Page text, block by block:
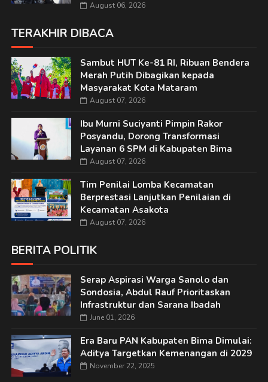
August 06, 2026
TERAKHIR DIBACA
Sambut HUT Ke-81 RI, Ribuan Bendera
Merah Putih Dibagikan kepada
Masyarakat Kota Mataram
August 07, 2026
Ibu Murni Suciyanti Pimpin Rakor
Posyandu, Dorong Transformasi
Layanan 6 SPM di Kabupaten Bima
August 07, 2026
Tim Penilai Lomba Kecamatan
Berprestasi Lanjutkan Penilaian di
Kecamatan Asakota
August 07, 2026
BERITA POLITIK
Serap Aspirasi Warga Sanolo dan
Sondosia, Abdul Rauf Prioritaskan
Infrastruktur dan Sarana Ibadah
June 01, 2026
Era Baru PAN Kabupaten Bima Dimulai:
Aditya Targetkan Kemenangan di 2029
November 22, 2025